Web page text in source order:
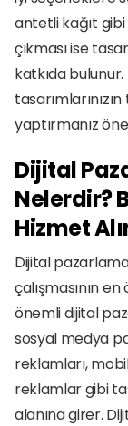
antetli kağıt gibi
çıkması ise
katkıda
yaptırmanız
Dijital
Nelerdir?
Hizmet
Dijital
çalışmasının
önemli dijital
sosyal medya
reklamları,
reklamlar gibi
alanına girer.